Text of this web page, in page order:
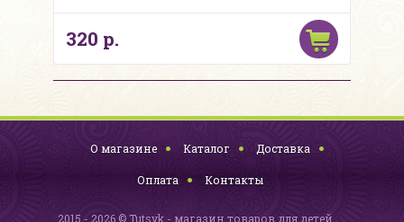
320 р.
О магазине Каталог Доставка
Оплата Контакты
2015 - 2026 © Tutsyk - магазин товаров для детей